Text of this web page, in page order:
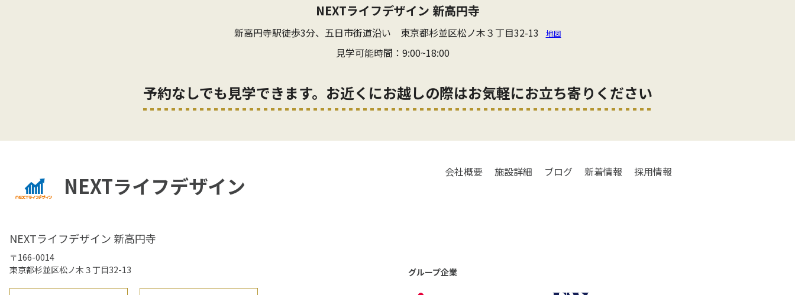
NEXTライフデザイン 新高円寺
新高円寺駅徒歩3分、五日市街道沿い 東京都杉並区松ノ木３丁目32-13 地図
見学可能時間：9:00~18:00
予約なしでも見学できます。お近くにお越しの際はお気軽にお立ち寄りください
NEXTライフデザイン
NEXTライフデザイン 新高円寺
〒166-0014
東京都杉並区松ノ木３丁目32-13
会社概要 施設詳細 ブログ 新着情報 採用情報
グループ企業